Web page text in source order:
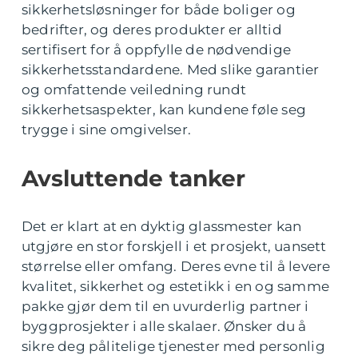
sikkerhetsløsninger for både boliger og
bedrifter, og deres produkter er alltid
sertifisert for å oppfylle de nødvendige
sikkerhetsstandardene. Med slike garantier
og omfattende veiledning rundt
sikkerhetsaspekter, kan kundene føle seg
trygge i sine omgivelser.
Avsluttende tanker
Det er klart at en dyktig glassmester kan
utgjøre en stor forskjell i et prosjekt, uansett
størrelse eller omfang. Deres evne til å levere
kvalitet, sikkerhet og estetikk i en og samme
pakke gjør dem til en uvurderlig partner i
byggprosjekter i alle skalaer. Ønsker du å
sikre deg pålitelige tjenester med personlig